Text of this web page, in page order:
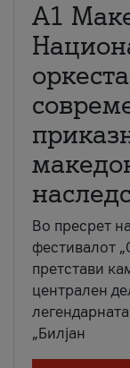
А1
Во пресрет
фестивалот
претстави
централен
„Билјан